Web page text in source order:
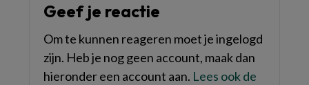
Geef je reactie
Om te kunnen reageren moet je ingelogd
zijn. Heb je nog geen account, maak dan
hieronder een account aan. Lees ook de